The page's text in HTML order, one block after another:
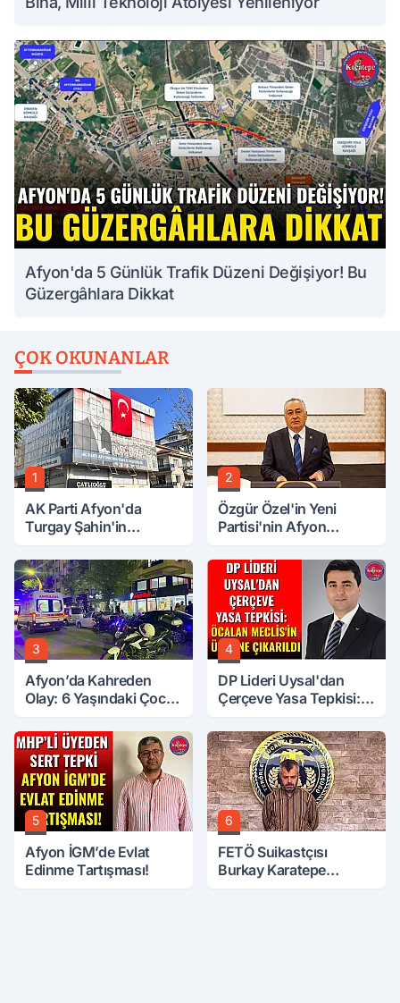
Afyon'da 5 Günlük Trafik Düzeni Değişiyor! Bu
Güzergâhlara Dikkat
ÇOK OKUNANLAR
1
AK Parti Afyon'da
Turgay Şahin'in
2
Özgür Özel'in Yeni
Partisi'nin Afyon
3
Afyon’da Kahreden
Olay: 6 Yaşındaki Çocuk
4
DP Lideri Uysal'dan
Çerçeve Yasa Tepkisi:
Üzerine Çıkarıldı
5
Afyon İGM’de Evlat
Edinme Tartışması!
6
FETÖ Suikastçısı
Burkay Karatepe